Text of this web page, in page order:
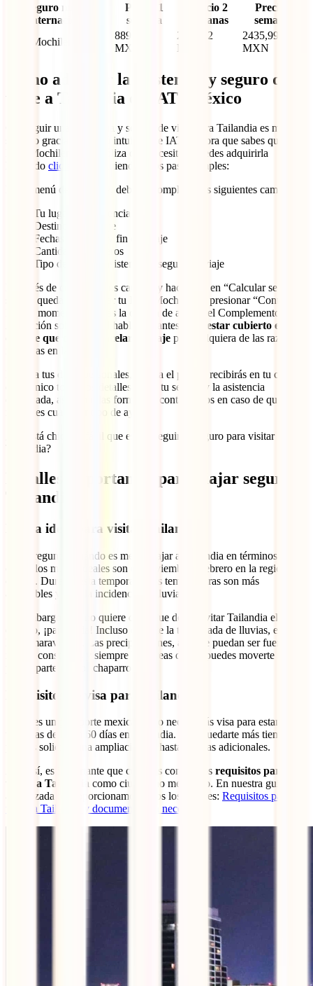
Seguro médico
internacional
Precio 1
semana
Precio 2
semanas
Precio 3
semanas
IATI Mochilero
889,68
MXN
2032,92
MXN
2435,99
MXN
Cómo adquirir la asistencia y seguro de
viaje a Tailandia en IATI México
Conseguir una asistencia y seguro de viaje para Tailandia es muy
sencillo gracias al menú intuitivo de IATI. Ahora que sabes que el
IATI Mochilero es la póliza que necesitas, puedes adquirirla
haciendo clic aquí
y siguiendo estos pasos simples:
En el menú desplegable, deberás completar los siguientes campos:
Tu lugar de residencia
Destino de tu viaje
Fechas de inicio y fin del viaje
Cantidad de viajeros
Tipo de seguro: asistencia y seguro de viaje
Después de completar los campos y hacer clic en “Calcular seguro”,
solo te queda seleccionar tu IATI Mochilero y presionar “Contratar”.
En ese momento, tendrás la opción de activar el Complemento de
Anulación sobre el cual hablamos antes, para
estar cubierto en
caso de que debas cancelar tu viaje por cualquiera de las razones
incluidas en la póliza.
Rellena tus datos personales, realiza el pago y recibirás en tu correo
electrónico todos los detalles sobre tu seguro y la asistencia
contratada, así como las formas de contactarnos en caso de que
necesites cualquier tipo de ayuda.
¿No está chido lo fácil que es conseguir tu seguro para visitar
Tailandia?
Detalles importantes para viajar seguro a
Tailandia
Época ideal para visitar Tailandia
Si te preguntas cuándo es mejor viajar a Tailandia en términos de
clima, los meses ideales son de noviembre a febrero en la región
central. Durante esta temporada, las temperaturas son más
agradables y baja la incidencia de lluvias.
Sin embargo, eso no quiere decir que debas evitar Tailandia el resto
del año, ¡para nada! Incluso durante la temporada de lluvias, es un
lugar maravilloso. Las precipitaciones, aunque puedan ser fuertes,
no son constantes y siempre hay áreas donde puedes moverte sin
preocuparte por los chaparrones.
Requisitos de visa para Tailandia
Si tienes un pasaporte mexicano, no necesitarás visa para estancias
turísticas de hasta 60 días en Tailandia. Para quedarte más tiempo,
puedes solicitar una ampliación de hasta 30 días adicionales.
Aun así, es importante que cumplas con ciertos requisitos para
viajar a Tailandia como ciudadano mexicano. En nuestra guía
actualizada te proporcionamos todos los detalles: Requisitos para
viajar a Tailandia y documentación necesaria.